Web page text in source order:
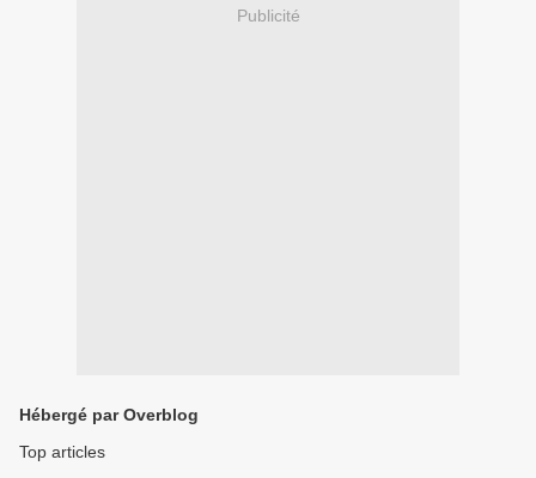
Publicité
Hébergé par Overblog
Top articles